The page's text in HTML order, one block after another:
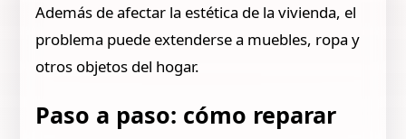
Además de afectar la estética de la vivienda, el
problema puede extenderse a muebles, ropa y
otros objetos del hogar.
Paso a paso: cómo reparar